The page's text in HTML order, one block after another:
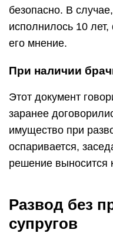
безопасно. В
исполнилось 10 лет,
его мнение.
При наличии
Этот документ
заранее
имущество при
оспаривается,
решение выносится
Развод без
супругов